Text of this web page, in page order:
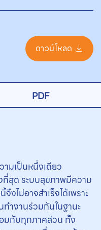
ดาวน์โหลด
PDF
ามเป็นหนึ่งเดียว
สุด ระบบสุขภาพมีความ
ไม่อาจสำเร็จได้เพราะ
ำงานร่วมกันในฐานะ
มกับทุกภาคส่วน ทั้ง